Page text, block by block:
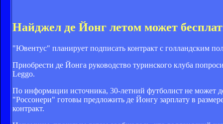
Найджел де Йонг летом может
"Ювентус" планирует подписать контракт с голландским
Приобрести де Йонга руководство туринского клуба
Leggo.
По информации источника, 30-летний футболист не может
"Россонери" готовы предложить де Йонгу зарплату в
контракт.